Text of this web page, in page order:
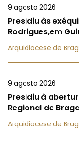
9 agosto 2026
Presidiu às
Rodrigues,em
Arquidiocese de
9 agosto 2026
Presidiu à
Regional de
Arquidiocese de